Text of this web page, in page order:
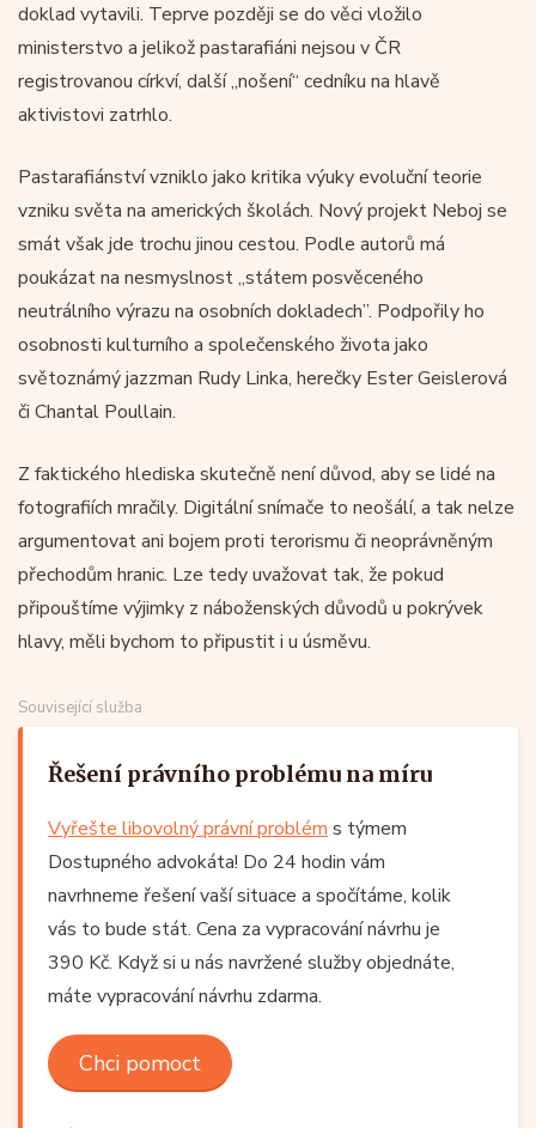
doklad vytavili. Teprve později se do věci vložilo
ministerstvo a jelikož pastarafiáni nejsou v ČR
registrovanou církví, další „nošení“ cedníku na hlavě
aktivistovi zatrhlo.
Pastarafiánství vzniklo jako kritika výuky evoluční teorie
vzniku světa na amerických školách. Nový projekt Neboj se
smát však jde trochu jinou cestou. Podle autorů má
poukázat na nesmyslnost „státem posvěceného
neutrálního výrazu na osobních dokladech”. Podpořily ho
osobnosti kulturního a společenského života jako
světoznámý jazzman Rudy Linka, herečky Ester Geislerová
či Chantal Poullain.
Z faktického hlediska skutečně není důvod, aby se lidé na
fotografiích mračily. Digitální snímače to neošálí, a tak nelze
argumentovat ani bojem proti terorismu či neoprávněným
přechodům hranic. Lze tedy uvažovat tak, že pokud
připouštíme výjimky z náboženských důvodů u pokrývek
hlavy, měli bychom to připustit i u úsměvu.
Související služba
Řešení právního problému na míru
Vyřešte libovolný právní problém s týmem
Dostupného advokáta! Do 24 hodin vám
navrhneme řešení vaší situace a spočítáme, kolik
vás to bude stát. Cena za vypracování návrhu je
390 Kč. Když si u nás navržené služby objednáte,
máte vypracování návrhu zdarma.
Chci pomoct